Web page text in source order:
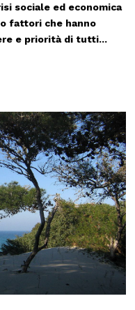
sociale ed economica
fattori che hanno
e priorità di tutti...